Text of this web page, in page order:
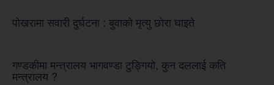
पोखरामा सवारी दुर्घटना : बुवाको मृत्यु छोरा घाइते
गण्डकीमा मन्त्रालय भागवण्डा टुङ्गियो, कुन दललाई कति
मन्त्रालय ?